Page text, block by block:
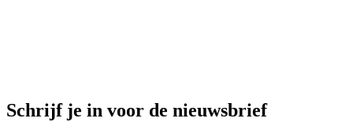
Schrijf je in voor de nieuwsbrief